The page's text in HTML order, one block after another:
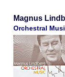
Magnus
Orchestral